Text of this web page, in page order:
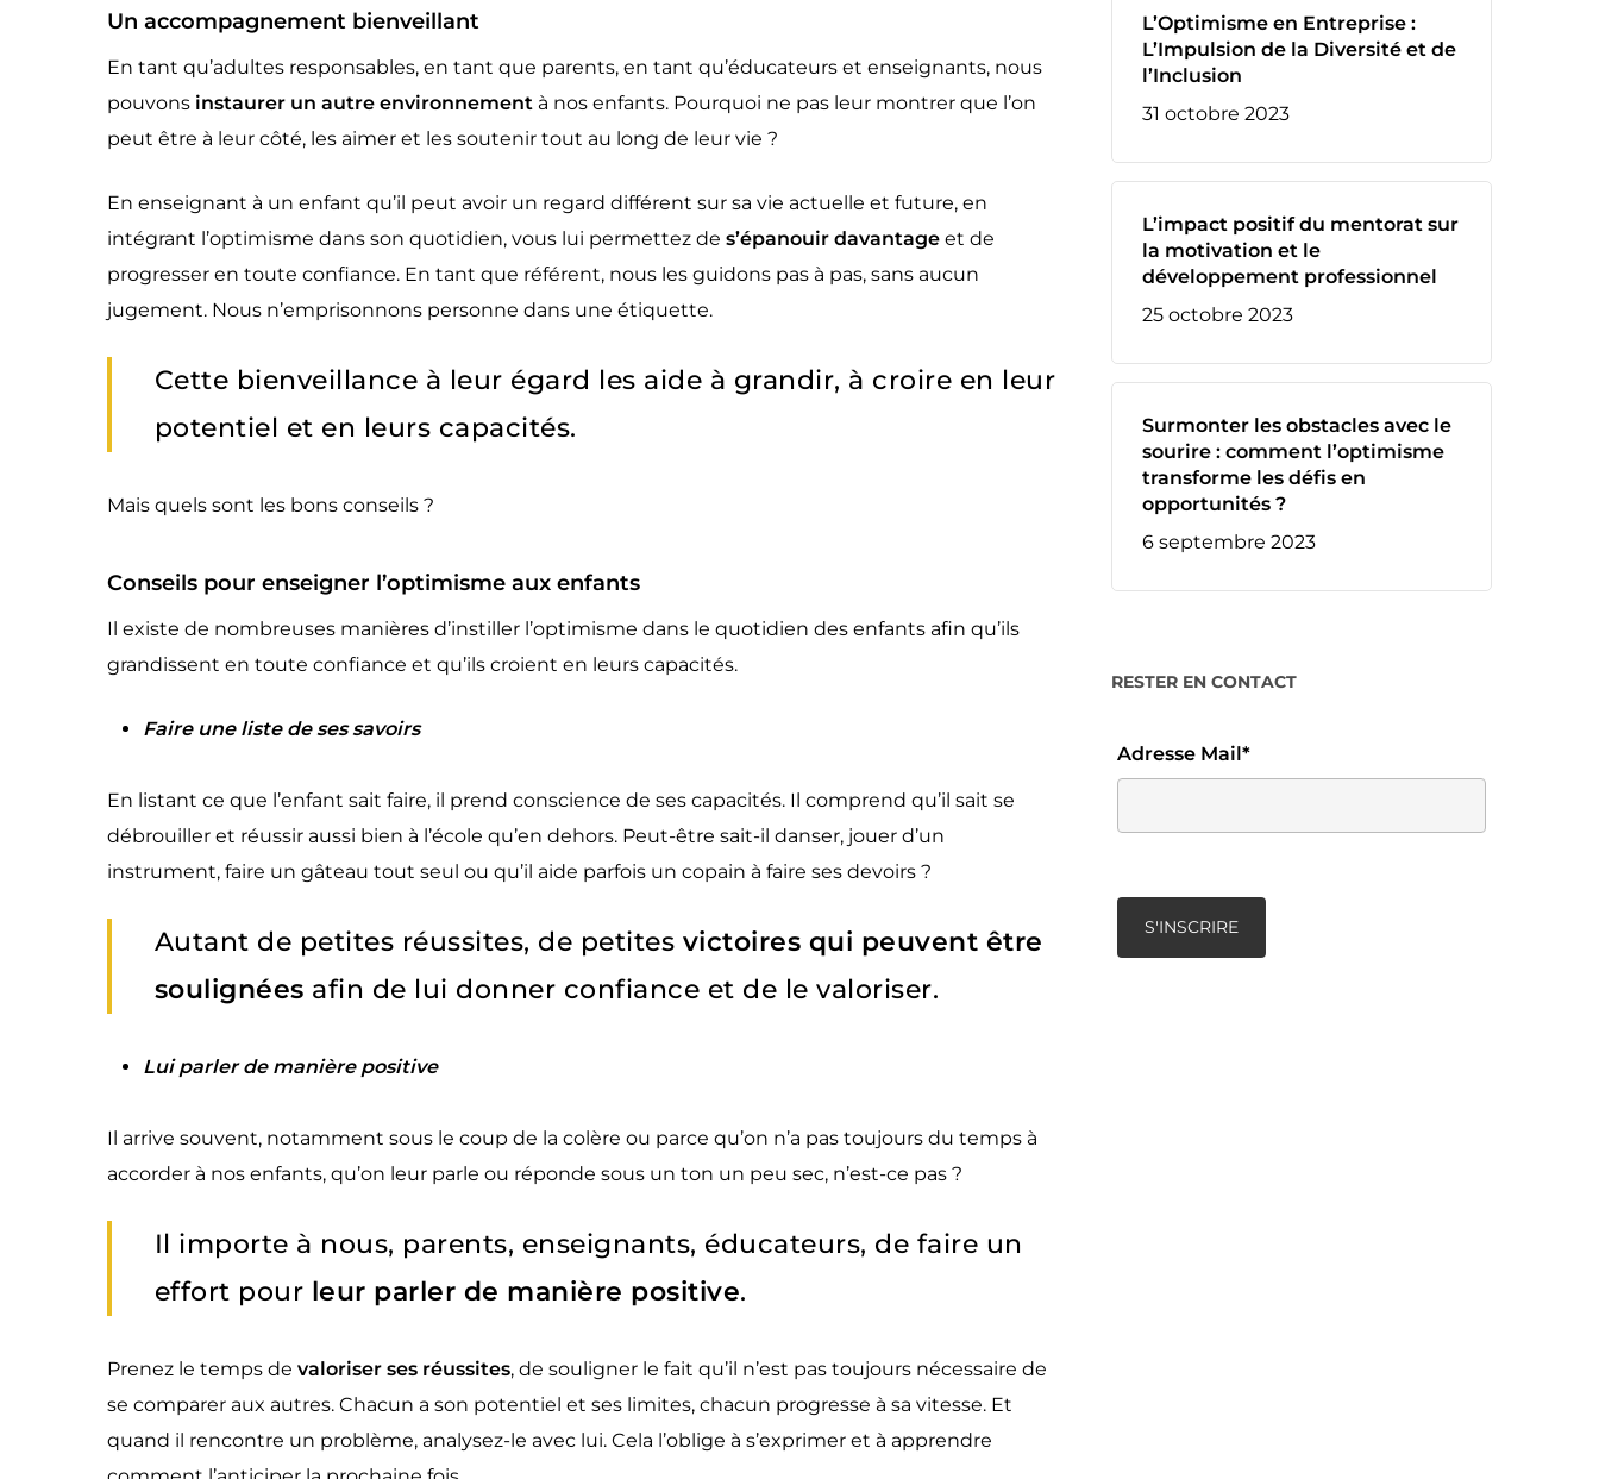
Un accompagnement bienveillant
En tant qu’adultes responsables, en tant que parents, en tant qu’éducateurs et enseignants, nous
pouvons instaurer un autre environnement à nos enfants. Pourquoi ne pas leur montrer que l’on
peut être à leur côté, les aimer et les soutenir tout au long de leur vie ?
En enseignant à un enfant qu’il peut avoir un regard différent sur sa vie actuelle et future, en
intégrant l’optimisme dans son quotidien, vous lui permettez de s’épanouir davantage et de
progresser en toute confiance. En tant que référent, nous les guidons pas à pas, sans aucun
jugement. Nous n’emprisonnons personne dans une étiquette.
Cette bienveillance à leur égard les aide à grandir, à croire en leur
potentiel et en leurs capacités.
Mais quels sont les bons conseils ?
Conseils pour enseigner l’optimisme aux enfants
Il existe de nombreuses manières d’instiller l’optimisme dans le quotidien des enfants afin qu’ils
grandissent en toute confiance et qu’ils croient en leurs capacités.
Faire une liste de ses savoirs
En listant ce que l’enfant sait faire, il prend conscience de ses capacités. Il comprend qu’il sait se
débrouiller et réussir aussi bien à l’école qu’en dehors. Peut-être sait-il danser, jouer d’un
instrument, faire un gâteau tout seul ou qu’il aide parfois un copain à faire ses devoirs ?
Autant de petites réussites, de petites victoires qui peuvent être
soulignées afin de lui donner confiance et de le valoriser.
Lui parler de manière positive
Il arrive souvent, notamment sous le coup de la colère ou parce qu’on n’a pas toujours du temps à
accorder à nos enfants, qu’on leur parle ou réponde sous un ton un peu sec, n’est-ce pas ?
Il importe à nous, parents, enseignants, éducateurs, de faire un
effort pour leur parler de manière positive.
Prenez le temps de valoriser ses réussites, de souligner le fait qu’il n’est pas toujours nécessaire de
se comparer aux autres. Chacun a son potentiel et ses limites, chacun progresse à sa vitesse. Et
quand il rencontre un problème, analysez-le avec lui. Cela l’oblige à s’exprimer et à apprendre
L’Optimisme en Entreprise :
L’Impulsion de la Diversité et de
l’Inclusion
31 octobre 2023
L’impact positif du mentorat sur
la motivation et le
développement professionnel
25 octobre 2023
Surmonter les obstacles avec le
sourire : comment l’optimisme
transforme les défis en
opportunités ?
6 septembre 2023
RESTER EN CONTACT
Adresse Mail*